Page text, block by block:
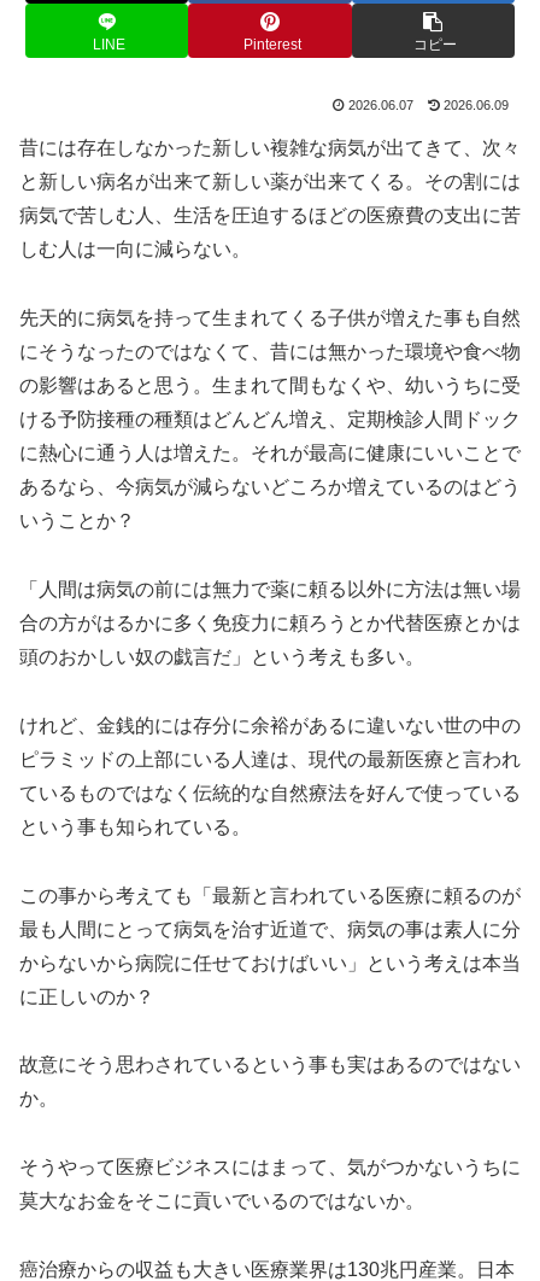
LINE Pinterest コピー
2026.06.07 2026.06.09
昔には存在しなかった新しい複雑な病気が出てきて、次々
と新しい病名が出来て新しい薬が出来てくる。その割には
病気で苦しむ人、生活を圧迫するほどの医療費の支出に苦
しむ人は一向に減らない。
先天的に病気を持って生まれてくる子供が増えた事も自然
にそうなったのではなくて、昔には無かった環境や食べ物
の影響はあると思う。生まれて間もなくや、幼いうちに受
ける予防接種の種類はどんどん増え、定期検診人間ドック
に熱心に通う人は増えた。それが最高に健康にいいことで
あるなら、今病気が減らないどころか増えているのはどう
いうことか？
「人間は病気の前には無力で薬に頼る以外に方法は無い場
合の方がはるかに多く免疫力に頼ろうとか代替医療とかは
頭のおかしい奴の戯言だ」という考えも多い。
けれど、金銭的には存分に余裕があるに違いない世の中の
ピラミッドの上部にいる人達は、現代の最新医療と言われ
ているものではなく伝統的な自然療法を好んで使っている
という事も知られている。
この事から考えても「最新と言われている医療に頼るのが
最も人間にとって病気を治す近道で、病気の事は素人に分
からないから病院に任せておけばいい」という考えは本当
に正しいのか？
故意にそう思わされているという事も実はあるのではない
か。
そうやって医療ビジネスにはまって、気がつかないうちに
莫大なお金をそこに貢いでいるのではないか。
癌治療からの収益も大きい医療業界は130兆円産業。日本